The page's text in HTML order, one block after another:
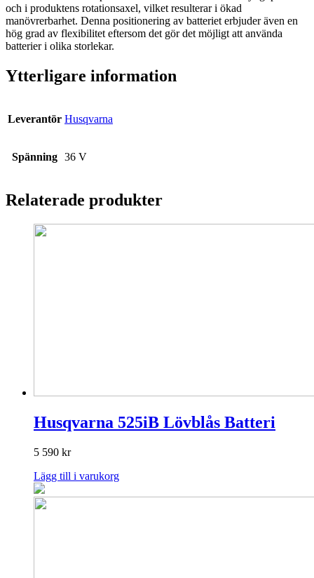
och i produktens rotationsaxel, vilket resulterar i ökad
manövrerbarhet. Denna positionering av batteriet erbjuder även en
hög grad av flexibilitet eftersom det gör det möjligt att använda
batterier i olika storlekar.
Ytterligare information
Leverantör Husqvarna
Spänning 36 V
Relaterade produkter
Husqvarna 525iB Lövblås Batteri
5 590 kr
Lägg till i varukorg